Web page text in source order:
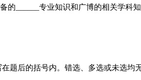
______专业知识和广博的相关学科知
题后的括号内。错选、多选或未选均无